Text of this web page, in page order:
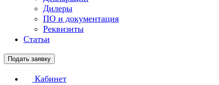
Дилеры
ПО и документация
Реквизиты
Статьи
Подать заявку
Кабинет